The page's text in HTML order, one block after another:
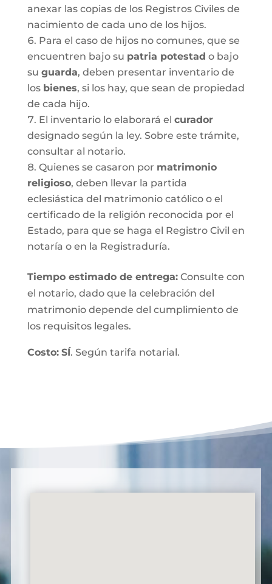
anexar las copias de los Registros Civiles de
nacimiento de cada uno de los hijos.
Para el caso de hijos no comunes, que se
encuentren bajo su patria potestad o bajo
su guarda, deben presentar inventario de
los bienes, si los hay, que sean de propiedad
de cada hijo.
El inventario lo elaborará el curador
designado según la ley. Sobre este trámite,
consultar al notario.
Quienes se casaron por matrimonio
religioso, deben llevar la partida
eclesiástica del matrimonio católico o el
certificado de la religión reconocida por el
Estado, para que se haga el Registro Civil en
notaría o en la Registraduría.
Tiempo estimado de entrega:Consulte con
el notario, dado que la celebración del
matrimonio depende del cumplimiento de
los requisitos legales.
Costo: SÍ. Según tarifa notarial.